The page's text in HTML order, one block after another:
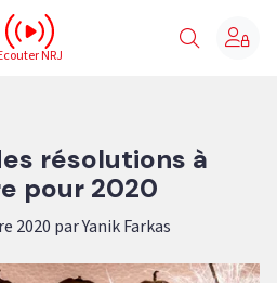
NRJ
résolutions à
pour 2020
2020 par Yanik Farkas